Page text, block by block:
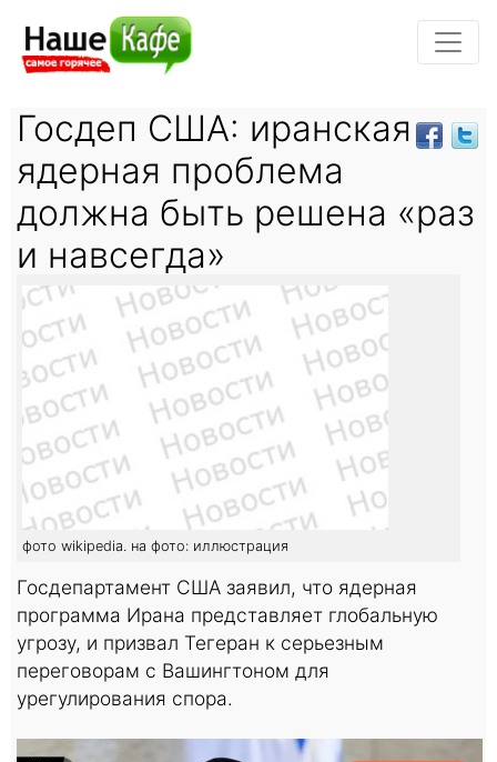
Госдеп США: иранская
ядерная проблема
должна быть решена «раз
и навсегда»
фото wikipedia. на фото: иллюстрация
Госдепартамент США заявил, что ядерная
программа Ирана представляет глобальную
угрозу, и призвал Тегеран к серьезным
переговорам с Вашингтоном для
урегулирования спора.